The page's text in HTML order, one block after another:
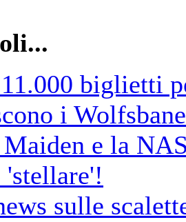
biglietti
i
e la
sulle